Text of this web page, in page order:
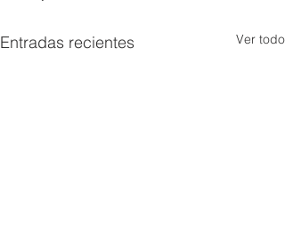
Entradas recientes Ver todo